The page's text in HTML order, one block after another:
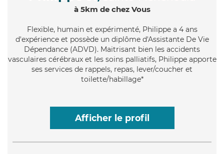
à 5km de chez Vous
Flexible, humain et expérimenté, Philippe a 4 ans
d'expérience et possède un diplôme d'Assistante De Vie
Dépendance (ADVD). Maitrisant bien les accidents
vasculaires cérébraux et les soins palliatifs, Philippe apporte
ses services de rappels, repas, lever/coucher et
toilette/habillage*
Afficher le profil